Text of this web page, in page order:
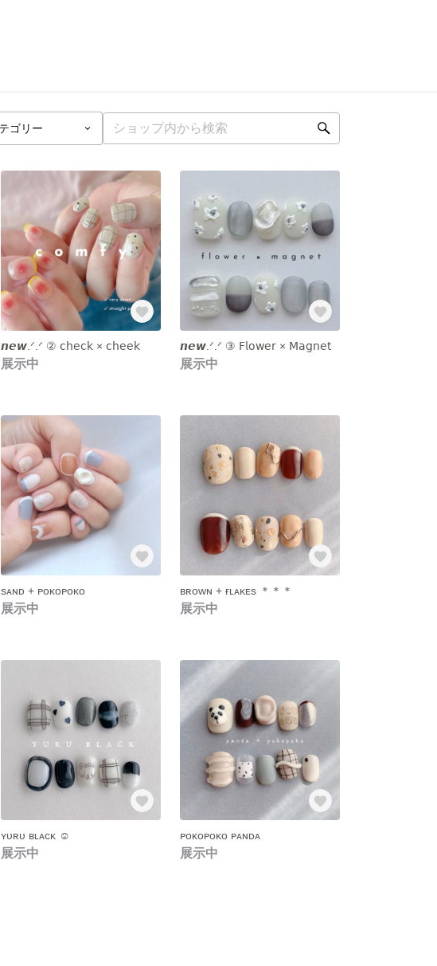
𝙣𝙚𝙬‪.ᐟ‪.ᐟ ② 𝖼𝗁𝖾𝖼𝗄 × 𝖼𝗁𝖾𝖾𝗄
展示中
𝙣𝙚𝙬‪.ᐟ‪.ᐟ ③ 𝖥𝗅𝗈𝗐𝖾𝗋 × 𝖬𝖺𝗀𝗇𝖾𝗍
展示中
sᴀɴᴅ + ᴘᴏᴋᴏᴘᴏᴋᴏ
展示中
ʙʀᴏᴡɴ + ғʟᴀᴋᴇs ＊＊＊
展示中
ʏᴜʀᴜ ʙʟᴀᴄᴋ ☺︎︎
展示中
ᴘᴏᴋᴏᴘᴏᴋᴏ ᴘᴀɴᴅᴀ
展示中